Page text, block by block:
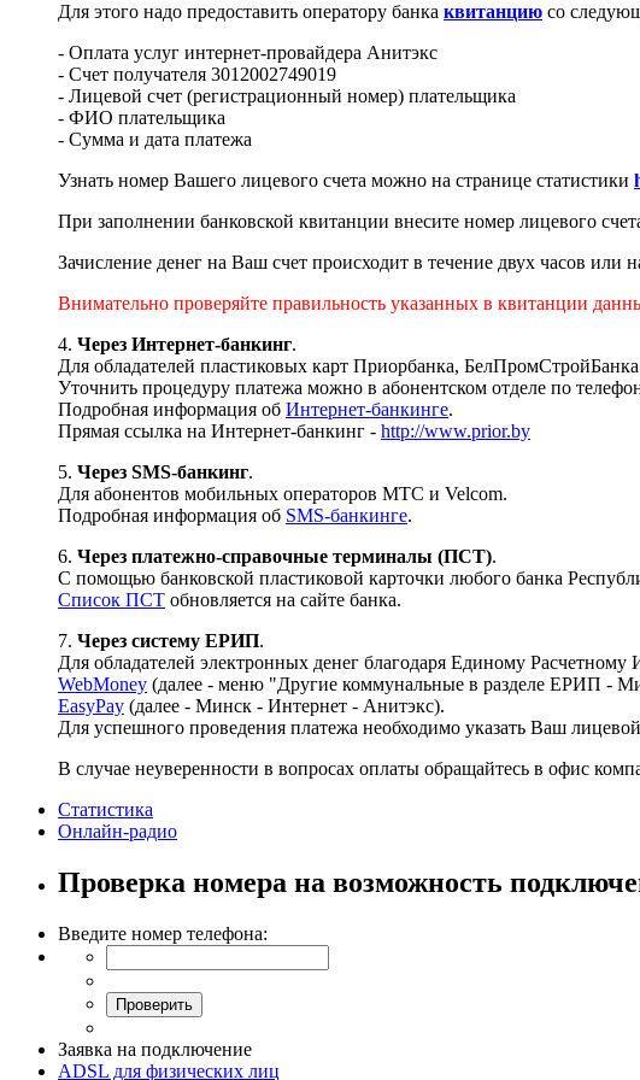
Для этого надо предоставить оператору банка квитанцию со
- Оплата услуг интернет-провайдера Анитэкс
- Счет получателя 3012002749019
- Лицевой счет (регистрационный номер) плательщика
- ФИО плательщика
- Сумма и дата платежа
Узнать номер Вашего лицевого счета можно на странице статистики
При заполнении банковской квитанции внесите номер лицевого
Зачисление денег на Ваш счет происходит в течение двух часов
Внимательно проверяйте правильность указанных в квитанции
4. Через Интернет-банкинг.
Для обладателей пластиковых карт Приорбанка,
Уточнить процедуру платежа можно в абонентском отделе по
Подробная информация об Интернет-банкинге.
Прямая ссылка на Интернет-банкинг - http://www.prior.by
5. Через SMS-банкинг.
Для абонентов мобильных операторов МТС и Velcom.
Подробная информация об SMS-банкинге.
6. Через платежно-справочные терминалы (ПСТ).
С помощью банковской пластиковой карточки любого банка
Список ПСТ обновляется на сайте банка.
7. Через систему ЕРИП.
Для обладателей электронных денег благодаря Единому
WebMoney (далее - меню "Другие коммунальные в разделе ЕРИП -
EasyPay (далее - Минск - Интернет - Анитэкс).
Для успешного проведения платежа необходимо указать Ваш
В случае неуверенности в вопросах оплаты обращайтесь в офис
Статистика
Онлайн-радио
Проверка номера на возможность
Введите номер телефона:
Заявка на подключение
ADSL для физических лиц